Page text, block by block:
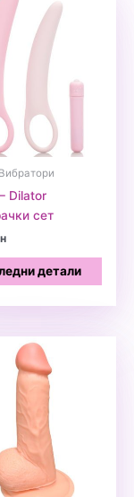
Dilator
сет
детали